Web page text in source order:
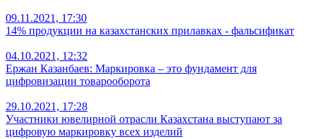
09.11.2021, 17:30
14% продукции на казахстанских прилавках - фальсификат
04.10.2021, 12:32
Ержан Казанбаев: Маркировка – это фундамент для
цифровизации товарооборота
29.10.2021, 17:28
Участники ювелирной отрасли Казахстана выступают за
цифровую маркировку всех изделий